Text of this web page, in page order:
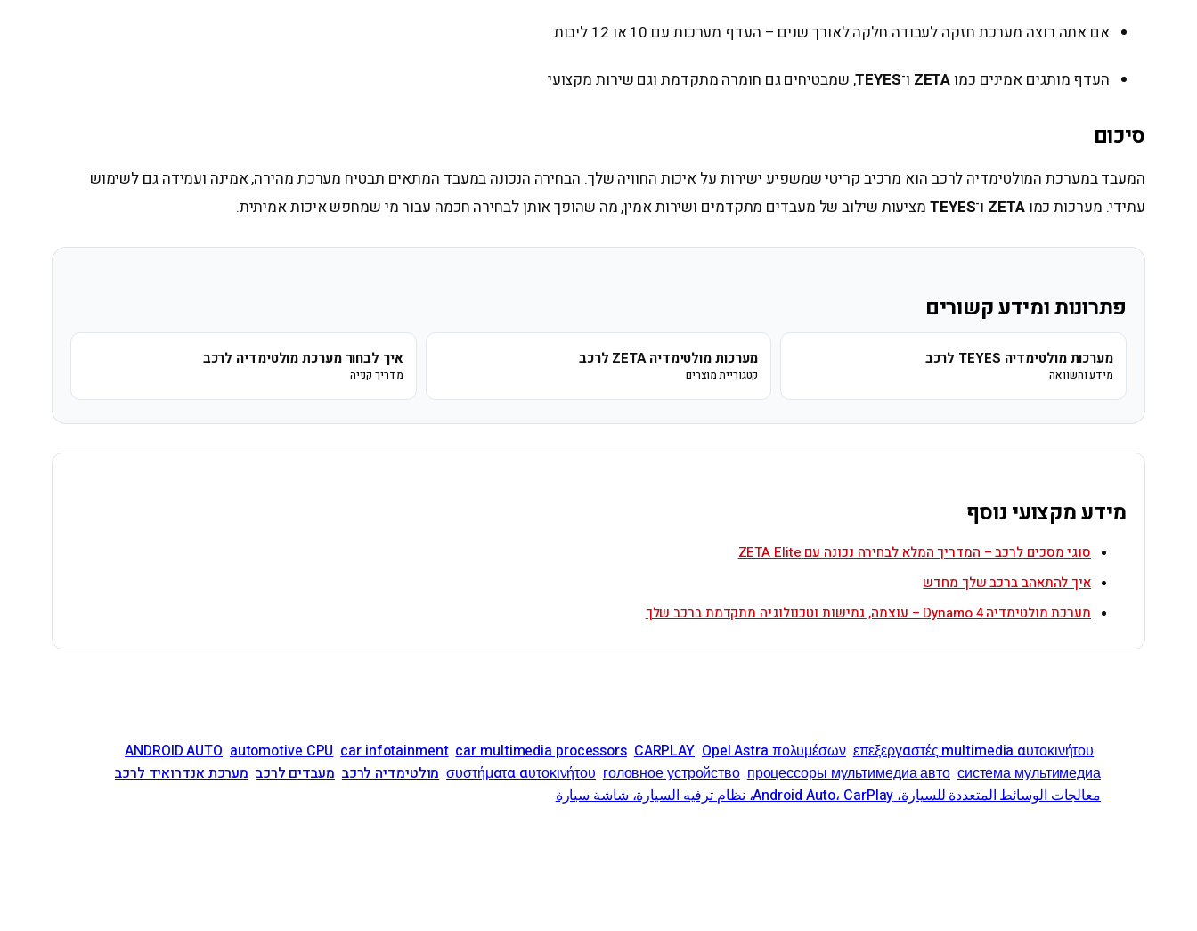
אם אתה רוצה מערכת חזקה לעבודה חלקה לאורך שנים – העדף מערכות עם 10 או 12 ליבות
העדף מותגים אמינים כמוZETA ו־TEYES, שמבטיחים גם חומרה מתקדמת וגם שירות מקצועי
סיכום
המעבד במערכת המולטימדיה לרכב הוא מרכיב קריטי שמשפיע ישירות על איכות החוויה שלך. הבחירה הנכונה במעבד המתאים תבטיח מערכת מהירה, אמינה ועמידה גם לשימוש
עתידי. מערכות כמוZETA ו־TEYES מציעות שילוב של מעבדים מתקדמים ושירות אמין, מה שהופך אותן לבחירה חכמה עבור מי שמחפש איכות אמיתית.
פתרונות ומידע קשורים
מערכות מולטימדיה TEYES לרכב
מידע והשוואה
מערכות מולטימדיה ZETA לרכב
קטגוריית מוצרים
איך לבחור מערכת מולטימדיה לרכב
מדריך קנייה
מידע מקצועי נוסף
סוגי מסכים לרכב – המדריך המלא לבחירה נכונה עם ZETA Elite
איך להתאהב ברכב שלך מחדש
מערכת מולטימדיה Dynamo 4 – עוצמה, גמישות וטכנולוגיה מתקדמת ברכב שלך
ANDROID AUTO automotive CPU car infotainment car multimedia processors CARPLAY Opel Astra πολυμέσων επεξεργαστές multimedia αυτοκινήτου
συστήματα αυτοκινήτου головное устройство процессоры мультимедиа авто система мультимедиа מולטימדיה לרכב מעבדים לרכב מערכת אנדרואיד לרכב
معالجات الوسائط المتعددة للسيارة، Android Auto، CarPlay، نظام ترفيه السيارة، شاشة سيارة